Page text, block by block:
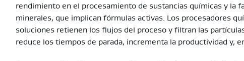
rendimiento en el procesamiento de sustancias químicas y la
minerales, que implican fórmulas activas. Los procesadores
soluciones retienen los flujos del proceso y filtran las
reduce los tiempos de parada, incrementa la productividad y,